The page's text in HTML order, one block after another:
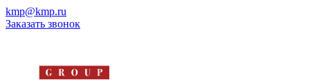
kmp@kmp.ru
Заказать звонок